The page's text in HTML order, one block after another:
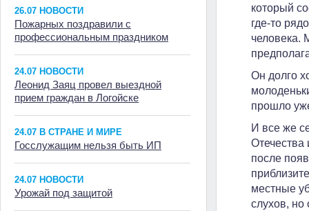
26.07 НОВОСТИ
Пожарных поздравили с
профессиональным праздником
24.07 НОВОСТИ
Леонид Заяц провел выездной
прием граждан в Логойске
24.07 В СТРАНЕ И МИРЕ
Госслужащим нельзя быть ИП
24.07 НОВОСТИ
Урожай под защитой
который
где-то
человека.
Он долго
прошло
И все же
после
местные
слухов, но